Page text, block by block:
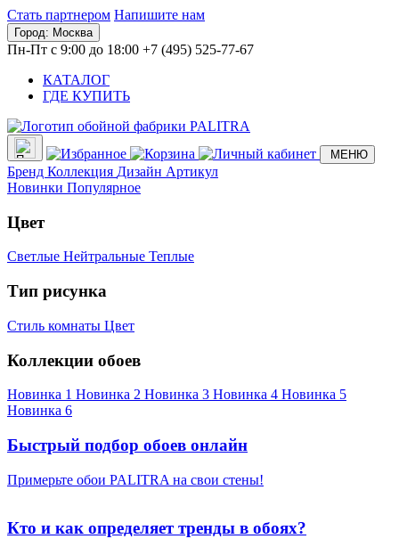
Стать партнером Напишите нам
Город: Москва
Пн-Пт с 9:00 до 18:00 +7 (495) 525-77-67
КАТАЛОГ
ГДЕ КУПИТЬ
МЕНЮ
Бренд Коллекция Дизайн Артикул
Новинки Популярное
Цвет
Светлые Нейтральные Теплые
Тип рисунка
Стиль комнаты Цвет
Коллекции обоев
Новинка 1 Новинка 2 Новинка 3 Новинка 4 Новинка 5
Новинка 6
Быстрый подбор обоев онлайн
Примерьте обои PALITRA на свои стены!
Кто и как определяет тренды в обоях?